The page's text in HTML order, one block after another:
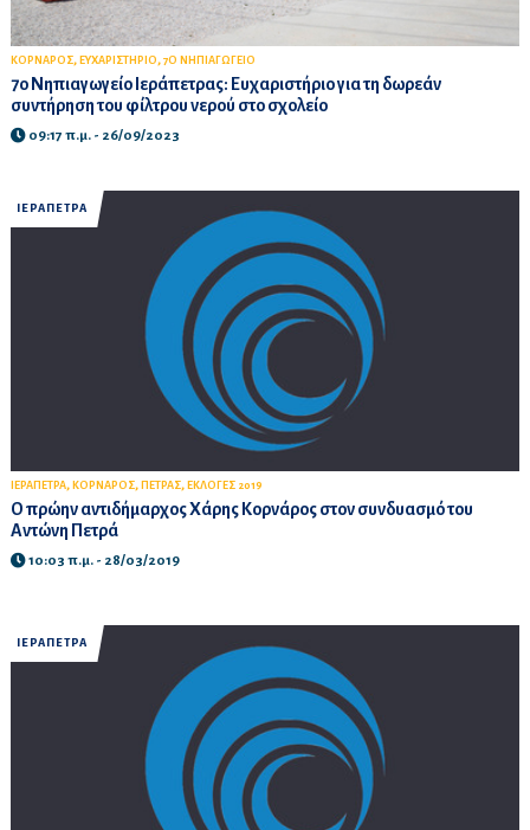
ΚΟΡΝΑΡΟΣ, ΕΥΧΑΡΙΣΤΗΡΙΟ, 7Ο ΝΗΠΙΑΓΩΓΕΙΟ
7ο Νηπιαγωγείο Ιεράπετρας: Ευχαριστήριο για τη δωρεάν
συντήρηση του φίλτρου νερού στο σχολείο
09:17 π.μ. - 26/09/2023
ΙΕΡΑΠΕΤΡΑ
ΙΕΡΑΠΕΤΡΑ, ΚΟΡΝΑΡΟΣ, ΠΕΤΡΑΣ, ΕΚΛΟΓΕΣ 2019
Ο πρώην αντιδήμαρχος Χάρης Κορνάρος στον συνδυασμό του
Αντώνη Πετρά
10:03 π.μ. - 28/03/2019
ΙΕΡΑΠΕΤΡΑ